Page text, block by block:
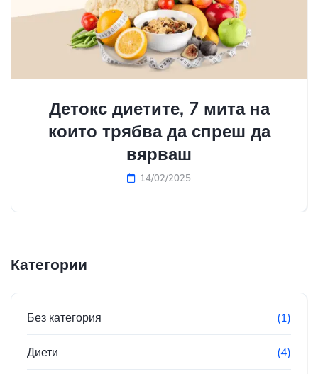
Детокс диетите, 7 мита на
които трябва да спреш да
вярваш
14/02/2025
Категории
Без категория (1)
Диети (4)